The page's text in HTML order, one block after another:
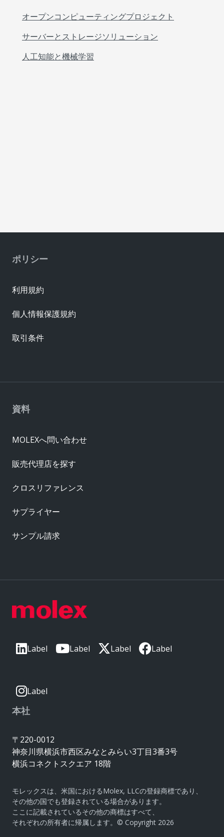
オープンコンピューティングプロジェクト
サーバーとストレージソリューション
人工知能と機械学習
Label Label Label Label
Label
本社
〒220-0012
神奈川県横浜市西区みなとみらい3丁目3番3号
横浜コネクトスクエア 18階
モレックスは、米国におけるMolex, LLCの登録商標であり、
その他の国でも登録されている場合があります。
ここに記載されているその他の商標はすべて、
それぞれの所有者に帰属します。© Copyright 2026
資料
MOLEXへ問い合わせ
販売代理店を探す
クロスリファレンス
サプライヤー
サンプル請求
ポリシー
利用規約
個人情報保護規約
取引条件